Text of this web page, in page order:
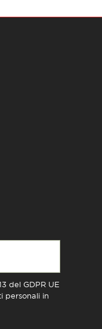
del GDPR UE
personali in